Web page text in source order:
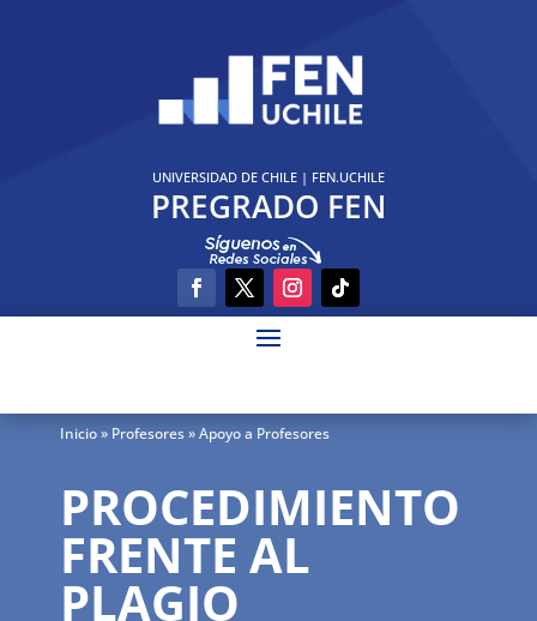
UNIVERSIDAD DE CHILE| FEN.UCHILE
PREGRADO FEN
Inicio» Profesores » Apoyo a Profesores
PROCEDIMIENTO
FRENTE AL
PLAGIO